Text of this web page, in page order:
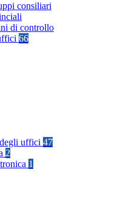
consiliari
di controllo
66
uffici 47
2
1